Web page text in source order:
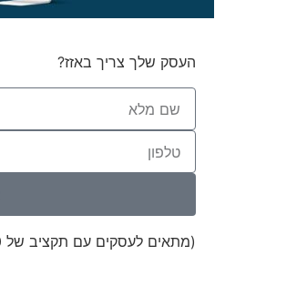
העסק שלך צריך באזז?
(מתאים לעסקים עם תקציב של 3,000 ₪ ומעלה)